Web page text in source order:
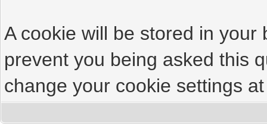
A cookie will be stored in
prevent you being asked this
change your cookie settings